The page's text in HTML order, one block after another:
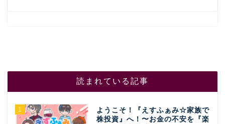
読まれている記事
1
ようこそ！『えすふぁみ☆家族で
株投資』へ！〜お金の不安を『楽